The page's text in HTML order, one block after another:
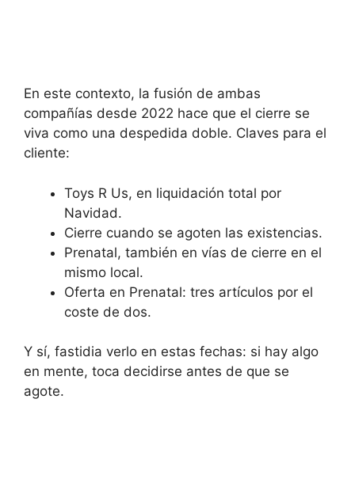
En este contexto, la fusión de ambas
compañías desde 2022 hace que el cierre se
viva como una despedida doble. Claves para el
cliente:
Toys R Us, en liquidación total por
Navidad.
Cierre cuando se agoten las existencias.
Prenatal, también en vías de cierre en el
mismo local.
Oferta en Prenatal: tres artículos por el
coste de dos.
Y sí, fastidia verlo en estas fechas: si hay algo
en mente, toca decidirse antes de que se
agote.